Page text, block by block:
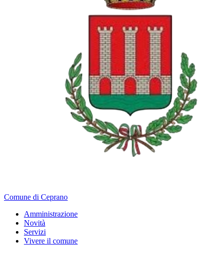
Comune di Ceprano
Amministrazione
Novità
Servizi
Vivere il comune